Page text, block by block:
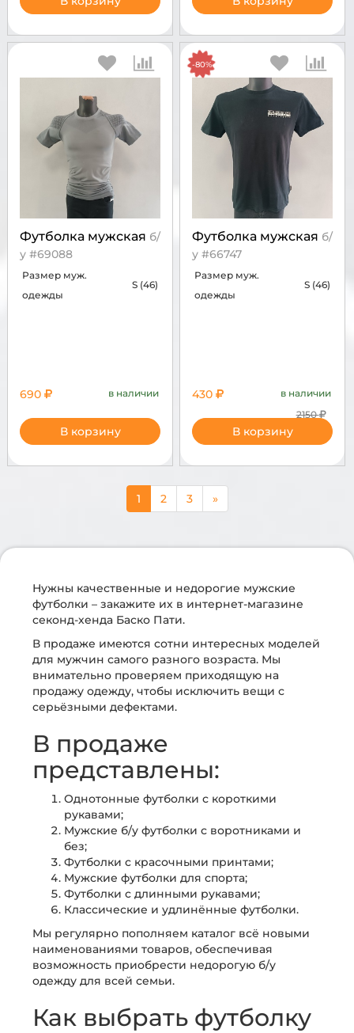
Футболка мужская б/
у #69088
Размер муж.
одежды
S (46)
690 в наличии
В корзину
Футболка мужская б/
у #66747
Размер муж.
одежды
S (46)
-80%
430
в наличии
2150
В корзину
1 2 3 »
Нужны качественные и недорогие мужские
футболки – закажите их в интернет-магазине
секонд-хенда Баско Пати.
В продаже имеются сотни интересных моделей
для мужчин самого разного возраста. Мы
внимательно проверяем приходящую на
продажу одежду, чтобы исключить вещи с
серьёзными дефектами.
В продаже
представлены:
Однотонные футболки с короткими
рукавами;
Мужские б/у футболки с воротниками и
без;
Футболки с красочными принтами;
Мужские футболки для спорта;
Футболки с длинными рукавами;
Классические и удлинённые футболки.
Мы регулярно пополняем каталог всё новыми
наименованиями товаров, обеспечивая
возможность приобрести недорогую б/у
одежду для всей семьи.
Как выбрать футболку